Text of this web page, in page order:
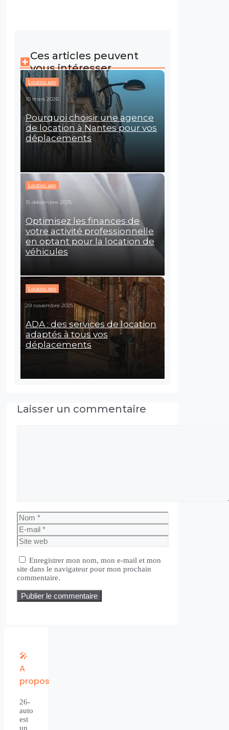
Ces articles peuvent
vous intéresser
Location auto
10 mars 2026
Pourquoi choisir une agence
de location à Nantes pour vos
déplacements
Location auto
15 décembre 2025
Optimisez les finances de
votre activité professionnelle
en optant pour la location de
véhicules
Location auto
29 novembre 2025
ADA : des services de location
adaptés à tous vos
déplacements
Laisser un commentaire
Nom
E-
mail
Site
web
Enregistrer mon nom, mon e-mail et mon
site dans le navigateur pour mon prochain
commentaire.
🎤
A
propos
26-
auto
est
un